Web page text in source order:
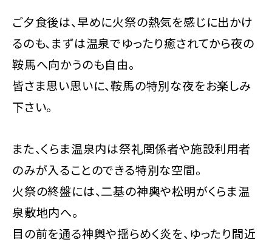
ご夕食後は、早めに火祭の熱気を感じに出かけ
るのも、まずは温泉でゆったり癒されてから夜の
鞍馬へ向かうのも自由。
皆さま思い思いに、鞍馬の特別な夜をお楽しみ
下さい。
また、くらま温泉内は祭礼関係者や施設利用者
のみが入ることのできる特別な空間。
火祭の終盤には、二基の神輿や松明がくらま温
泉敷地内へ。
目の前を通る神輿や揺らめく炎を、ゆったり間近